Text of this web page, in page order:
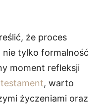
że proces
tylko formalność
moment refleksji
testament, warto
życzeniami oraz